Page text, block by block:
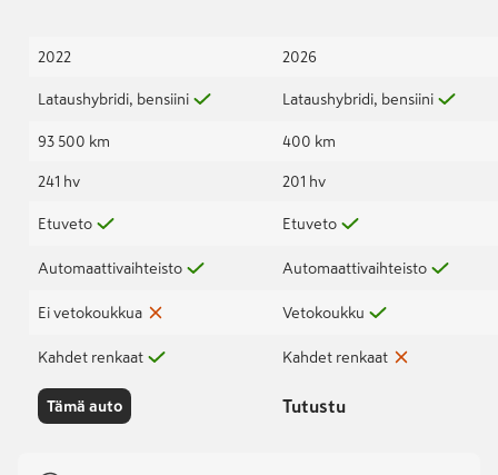
2022
Lataushybridi, bensiini
93 500 km
241 hv
Etuveto
Automaattivaihteisto
Ei vetokoukkua
Kahdet renkaat
Tämä auto
2026
Lataushybridi, bensiini
400 km
201 hv
Etuveto
Automaattivaihteisto
Vetokoukku
Kahdet renkaat
Tutustu